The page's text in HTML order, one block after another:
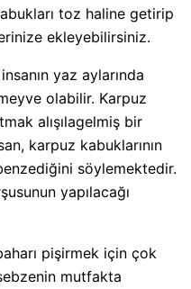
toz haline getirip
ekleyebilirsiniz.
yaz aylarında
olabilir. Karpuz
alışılagelmiş bir
karpuz kabuklarının
söylemektedir.
yapılacağı
pişirmek için çok
mutfakta